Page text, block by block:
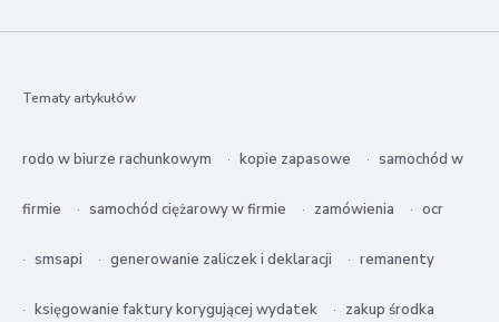
Tematy artykułów
rodo w biurze rachunkowym kopie zapasowe samochód w
firmie samochód ciężarowy w firmie zamówienia ocr
smsapi generowanie zaliczek i deklaracji remanenty
księgowanie faktury korygującej wydatek zakup środka